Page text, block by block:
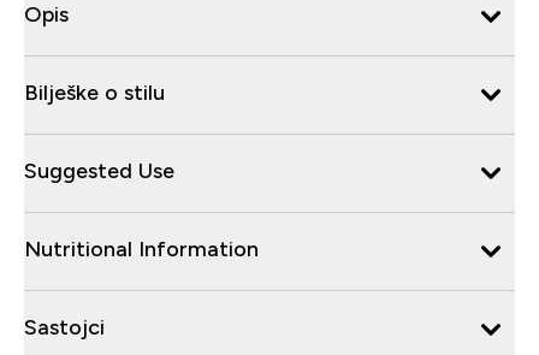
Opis
Bilješke o stilu
Suggested Use
Nutritional Information
Sastojci